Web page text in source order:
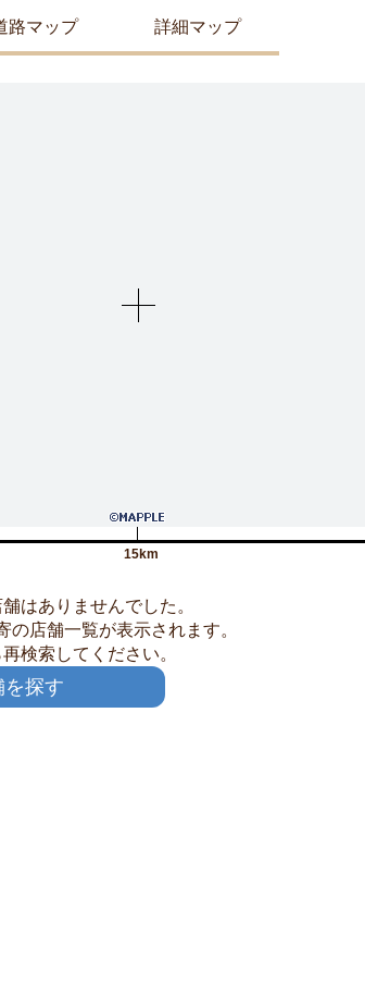
路マップ 詳細マップ
15km
はありませんでした。
店舗一覧が表示されます。
検索してください。
を探す